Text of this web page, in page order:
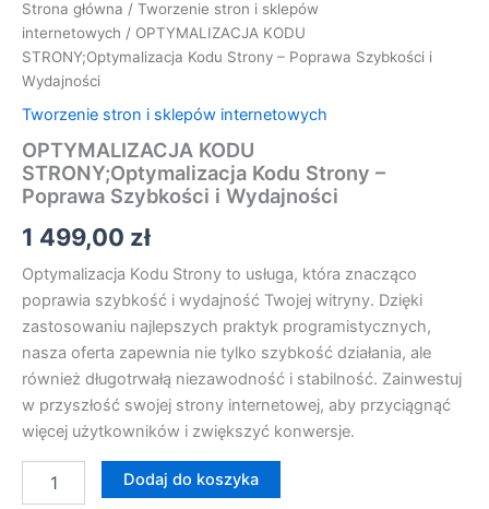
Strona główna / Tworzenie stron i sklepów
internetowych / OPTYMALIZACJA KODU
STRONY;Optymalizacja Kodu Strony – Poprawa Szybkości i
Wydajności
Tworzenie stron i sklepów internetowych
OPTYMALIZACJA KODU
STRONY;Optymalizacja Kodu Strony –
Poprawa Szybkości i Wydajności
1 499,00 zł
Optymalizacja Kodu Strony to usługa, która znacząco
poprawia szybkość i wydajność Twojej witryny. Dzięki
zastosowaniu najlepszych praktyk programistycznych,
nasza oferta zapewnia nie tylko szybkość działania, ale
również długotrwałą niezawodność i stabilność. Zainwestuj
w przyszłość swojej strony internetowej, aby przyciągnąć
więcej użytkowników i zwiększyć konwersje.
Dodaj do koszyka